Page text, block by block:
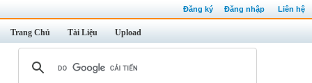
Đăng ký Đăng nhập Liên hệ
Trang Chủ Tài Liệu Upload